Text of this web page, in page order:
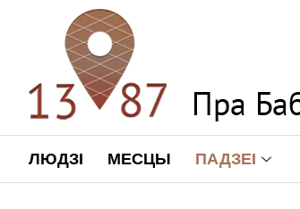
ЛЮДЗІ МЕСЦЫ ПАДЗЕІ